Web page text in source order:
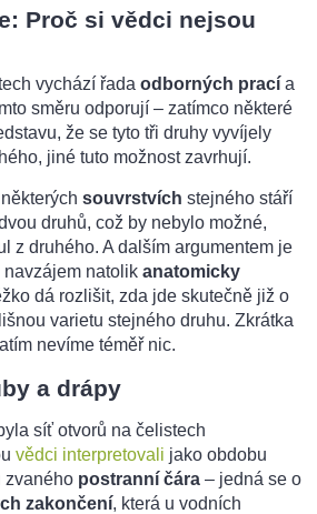
Proč si vědci nejsou
vychází řada odborných prací a
směru odporují – zatímco některé
že se tyto tři druhy vyvíjely
jiné tuto možnost zavrhují.
souvrstvích stejného stáří
druhů, což by nebylo možné,
z druhého. A dalším argumentem je
natolik anatomicky
dá rozlišit, zda jde skutečně již o
varietu stejného druhu. Zkrátka
nevíme téměř nic.
a drápy
síť otvorů na čelistech
vědci interpretovali jako obdobu
zvaného postranní čára – jedná se o
zakončení, která u vodních